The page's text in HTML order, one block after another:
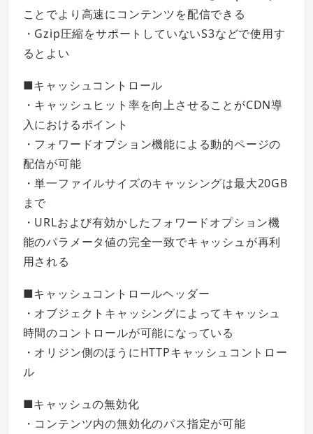
ことでより高速にコンテンツを配信できる
・Gzip圧縮をサポートしていないS3などで使用す
るとよい
■キャッシュコントロール
・キャッシュヒット率を向上させることがCDN導
入におけるポイント
・フォワードオプション機能による動的ページの
配信が可能
・単一ファイルサイズのキャッシングは最大20GB
まで
・URLおよび有効かしたフォワードオプション機
能のパラメータ値の完全一致でキャッシュが再利
用される
■キャッシュコントロールヘッダー
・オブジェクトキャッシングによってキャッシュ
時間のコントロールが可能になっている
・オリジン側のほうにHTTPキャッシュコントロー
ル
■キャッシュの無効化
・コンテンツ内の無効化のパス指定が可能